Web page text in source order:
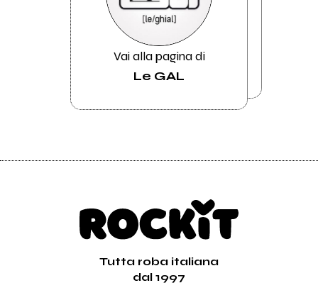
Vai alla pagina di
Le GAL
Tutta roba italiana
dal 1997